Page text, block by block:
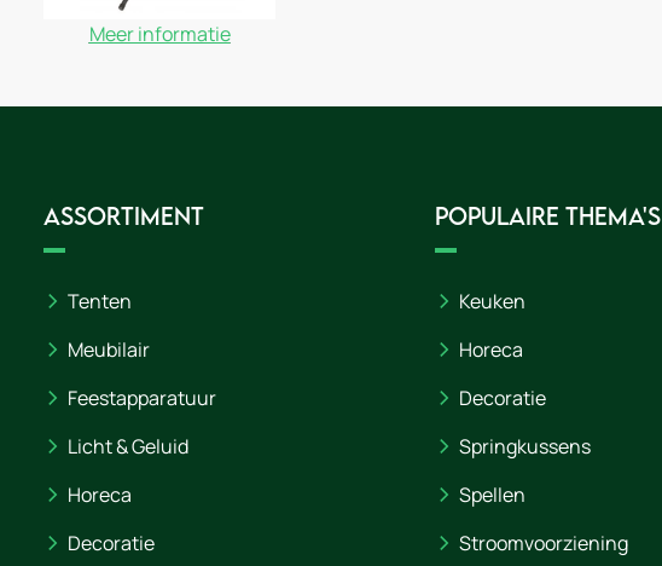
Meer informatie
Assortiment
Tenten
Meubilair
Feestapparatuur
Licht & Geluid
Horeca
Decoratie
Populaire thema's
Keuken
Horeca
Decoratie
Springkussens
Spellen
Stroomvoorziening